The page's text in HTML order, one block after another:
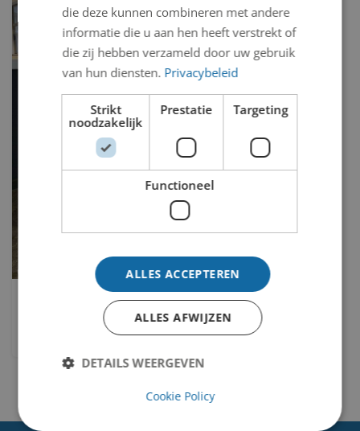
Tijl Uilenspiegel
die deze kunnen combineren met andere
informatie die u aan hen heeft verstrekt of
die zij hebben verzameld door uw gebruik
van hun diensten. Privacybeleid
Strikt
noodzakelijk
Prestatie Targeting
Functioneel
ALLES ACCEPTEREN
ALLES AFWIJZEN
DETAILS WEERGEVEN
Cookie Policy